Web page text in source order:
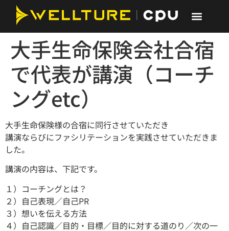
大手生命保険会社合宿
で代表が講演（コーチ
ングetc）
大手生命保険様の合宿に同行させていただき
講演ならびにファシリテーションを実践させていただきま
した。
講演の内容は、下記です。
１）コーチングとは？
２）自己表現／自己PR
３）想いを伝える方法
４）自己認識／目的・目標／目的に対する道のり／次の一